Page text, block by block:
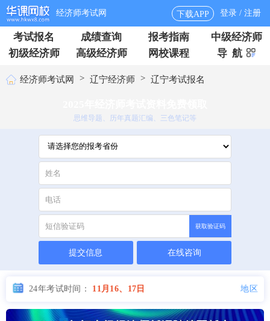
经济师考试网 下载APP 登录 / 注册
考试报名 成绩查询 报考指南
中级经济师
初级经济师
高级经济师 网校课程 导 航
经济师考试网 > 辽宁经济师 > 辽宁考试报名
思维导题、历年真题汇编、三色笔记等
获取验证码
提交信息 在线咨询
24年考试时间： 11月16、17日 地区